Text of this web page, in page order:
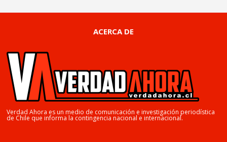
ACERCA DE
Verdad Ahora es un medio de comunicación e investigación periodística
de Chile que informa la contingencia nacional e internacional.